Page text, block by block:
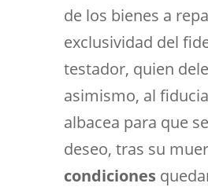
de los bienes a
exclusividad del
testador, quien
asimismo, al
albacea para que
deseo, tras su
condiciones